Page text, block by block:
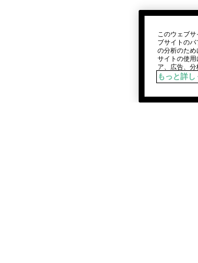
このウェブ
ブサイトの
の分析のため
サイトの使用
ア、広告、分
もっと詳し